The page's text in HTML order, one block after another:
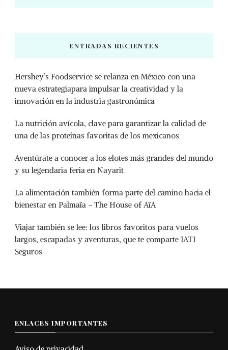
ENTRADAS RECIENTES
Hershey’s Foodservice se relanza en México con una
nueva estrategiapara impulsar la creatividad y la
innovación en la industria gastronómica
La nutrición avícola, clave para garantizar la calidad de
una de las proteínas favoritas de los mexicanos
Aventúrate a conocer a los elotes más grandes del mundo
y su legendaria feria en Nayarit
La alimentación también forma parte del camino hacia el
bienestar en Palmaïa – The House of AïA
Viajar también se lee: los libros favoritos para vuelos
largos, escapadas y aventuras, que te comparte IATI
Seguros
ENLACES IMPORTANTES